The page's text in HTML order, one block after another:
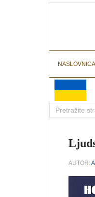
NASLOVNICA
AUTOR: